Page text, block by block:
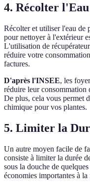
4. Récolter
Récolter et utiliser l'eau de
pour nettoyer à l'extérieur
L'utilisation de
réduire votre
factures.
D'après l'INSEE, les
réduire leur consommation
De plus, cela vous permet
chimique pour vos plantes.
5. Limiter la
Un autre moyen facile de
consiste à limiter la durée
sous la douche de
économies importantes à